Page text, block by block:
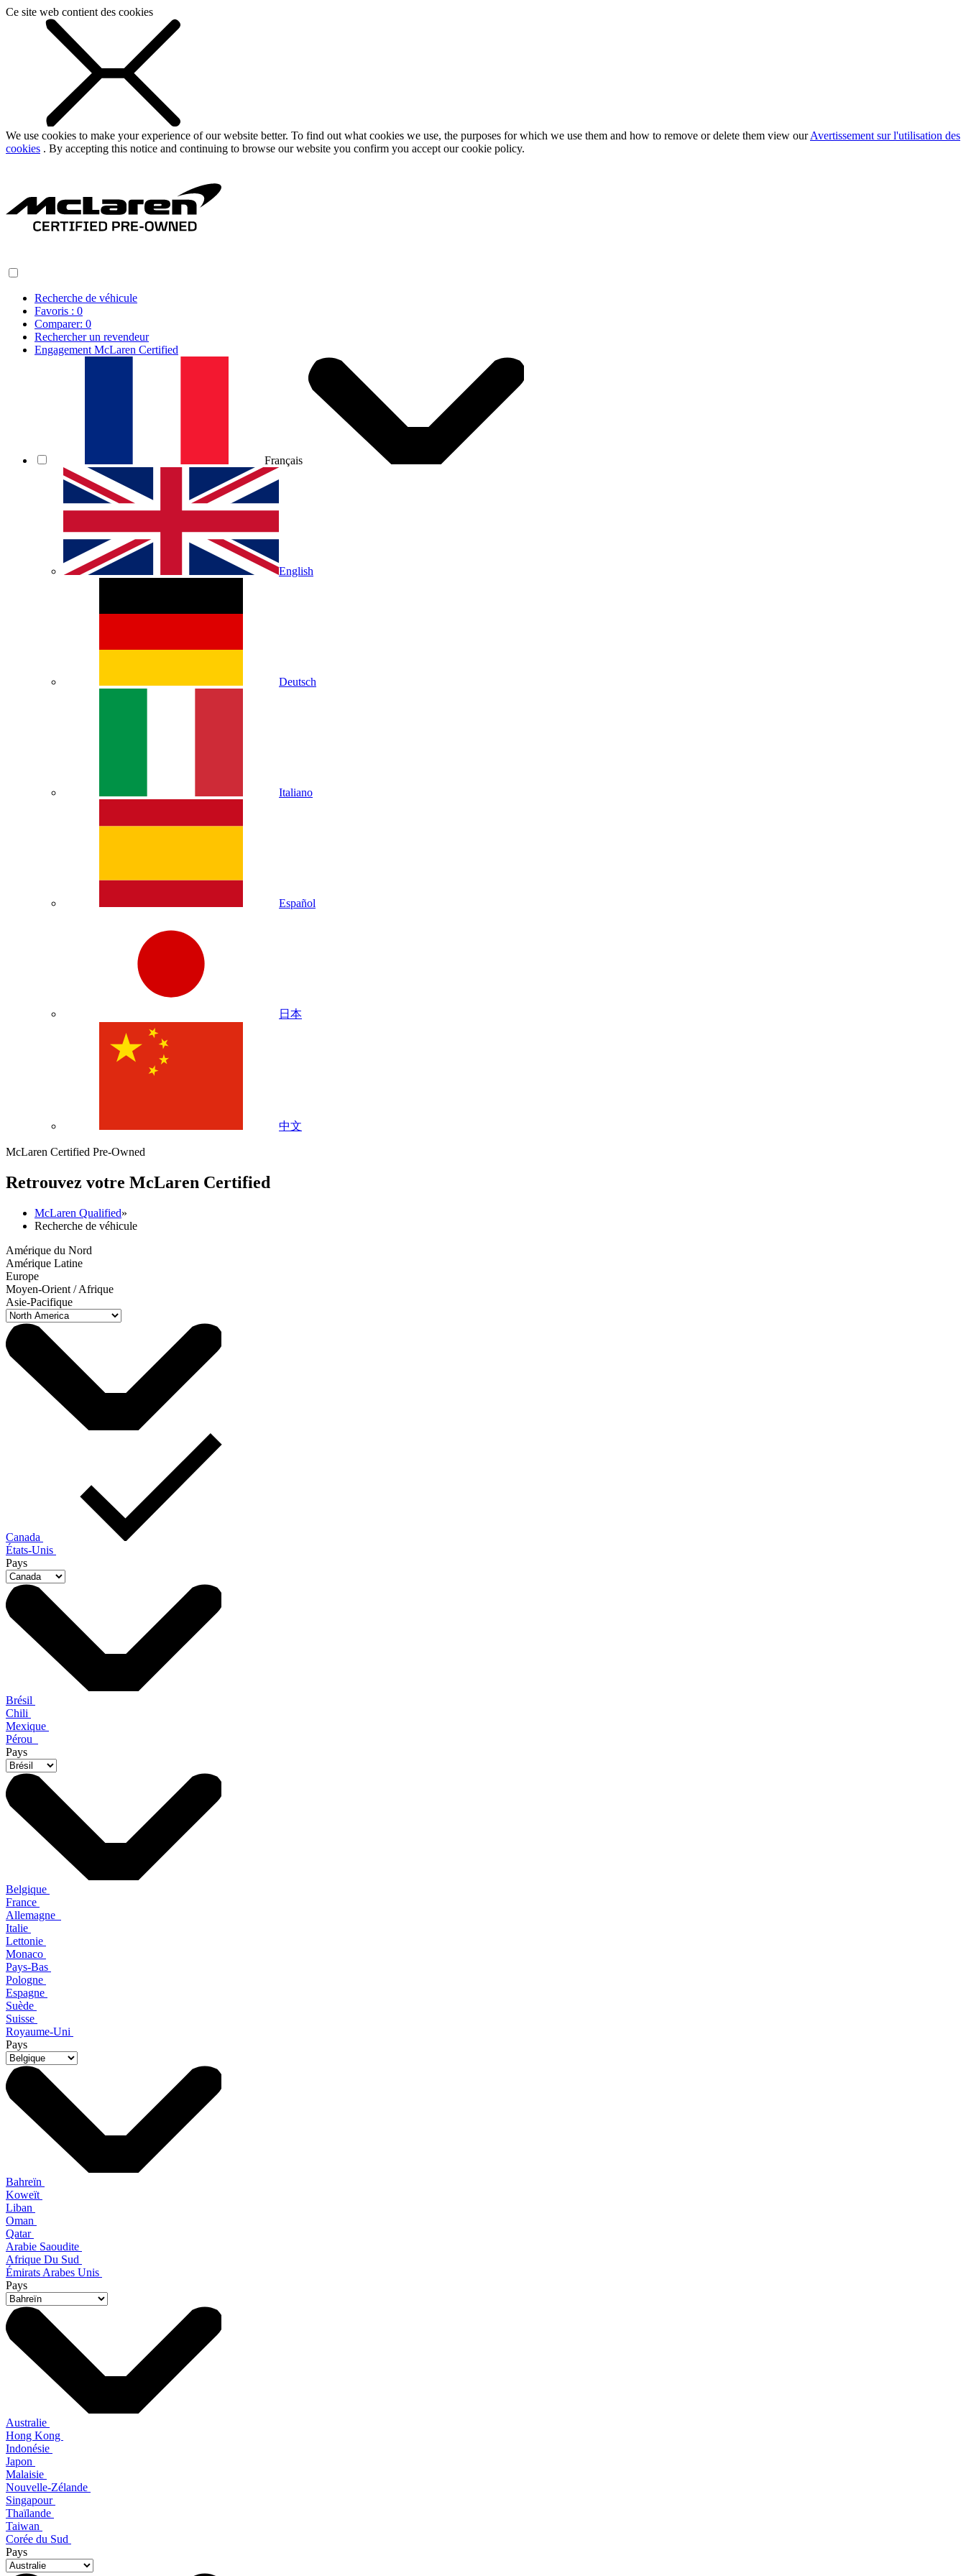
Ce site web contient des cookies
We use cookies to make your experience of our website better. To find out what cookies we use, the purposes for which we use them and how to remove or delete them view ourAvertissement sur l'utilisation des
cookies . By accepting this notice and continuing to browse our website you confirm you accept our cookie policy.
Recherche de véhicule
Favoris : 0
Comparer: 0
Rechercher un revendeur
Engagement McLaren Certified
Français
English
Deutsch
Italiano
Español
日本
中文
McLaren Certified Pre-Owned
Retrouvez votre McLaren Certified
McLaren Qualified»
Recherche de véhicule
Amérique du Nord
Amérique Latine
Europe
Moyen-Orient / Afrique
Asie-Pacifique
Canada
États-Unis
Pays
Brésil
Chili
Mexique
Pérou
Pays
Belgique
France
Allemagne
Italie
Lettonie
Monaco
Pays-Bas
Pologne
Espagne
Suède
Suisse
Royaume-Uni
Pays
Bahreïn
Koweït
Liban
Oman
Qatar
Arabie Saoudite
Afrique Du Sud
Émirats Arabes Unis
Pays
Australie
Hong Kong
Indonésie
Japon
Malaisie
Nouvelle-Zélande
Singapour
Thaïlande
Taiwan
Corée du Sud
Pays